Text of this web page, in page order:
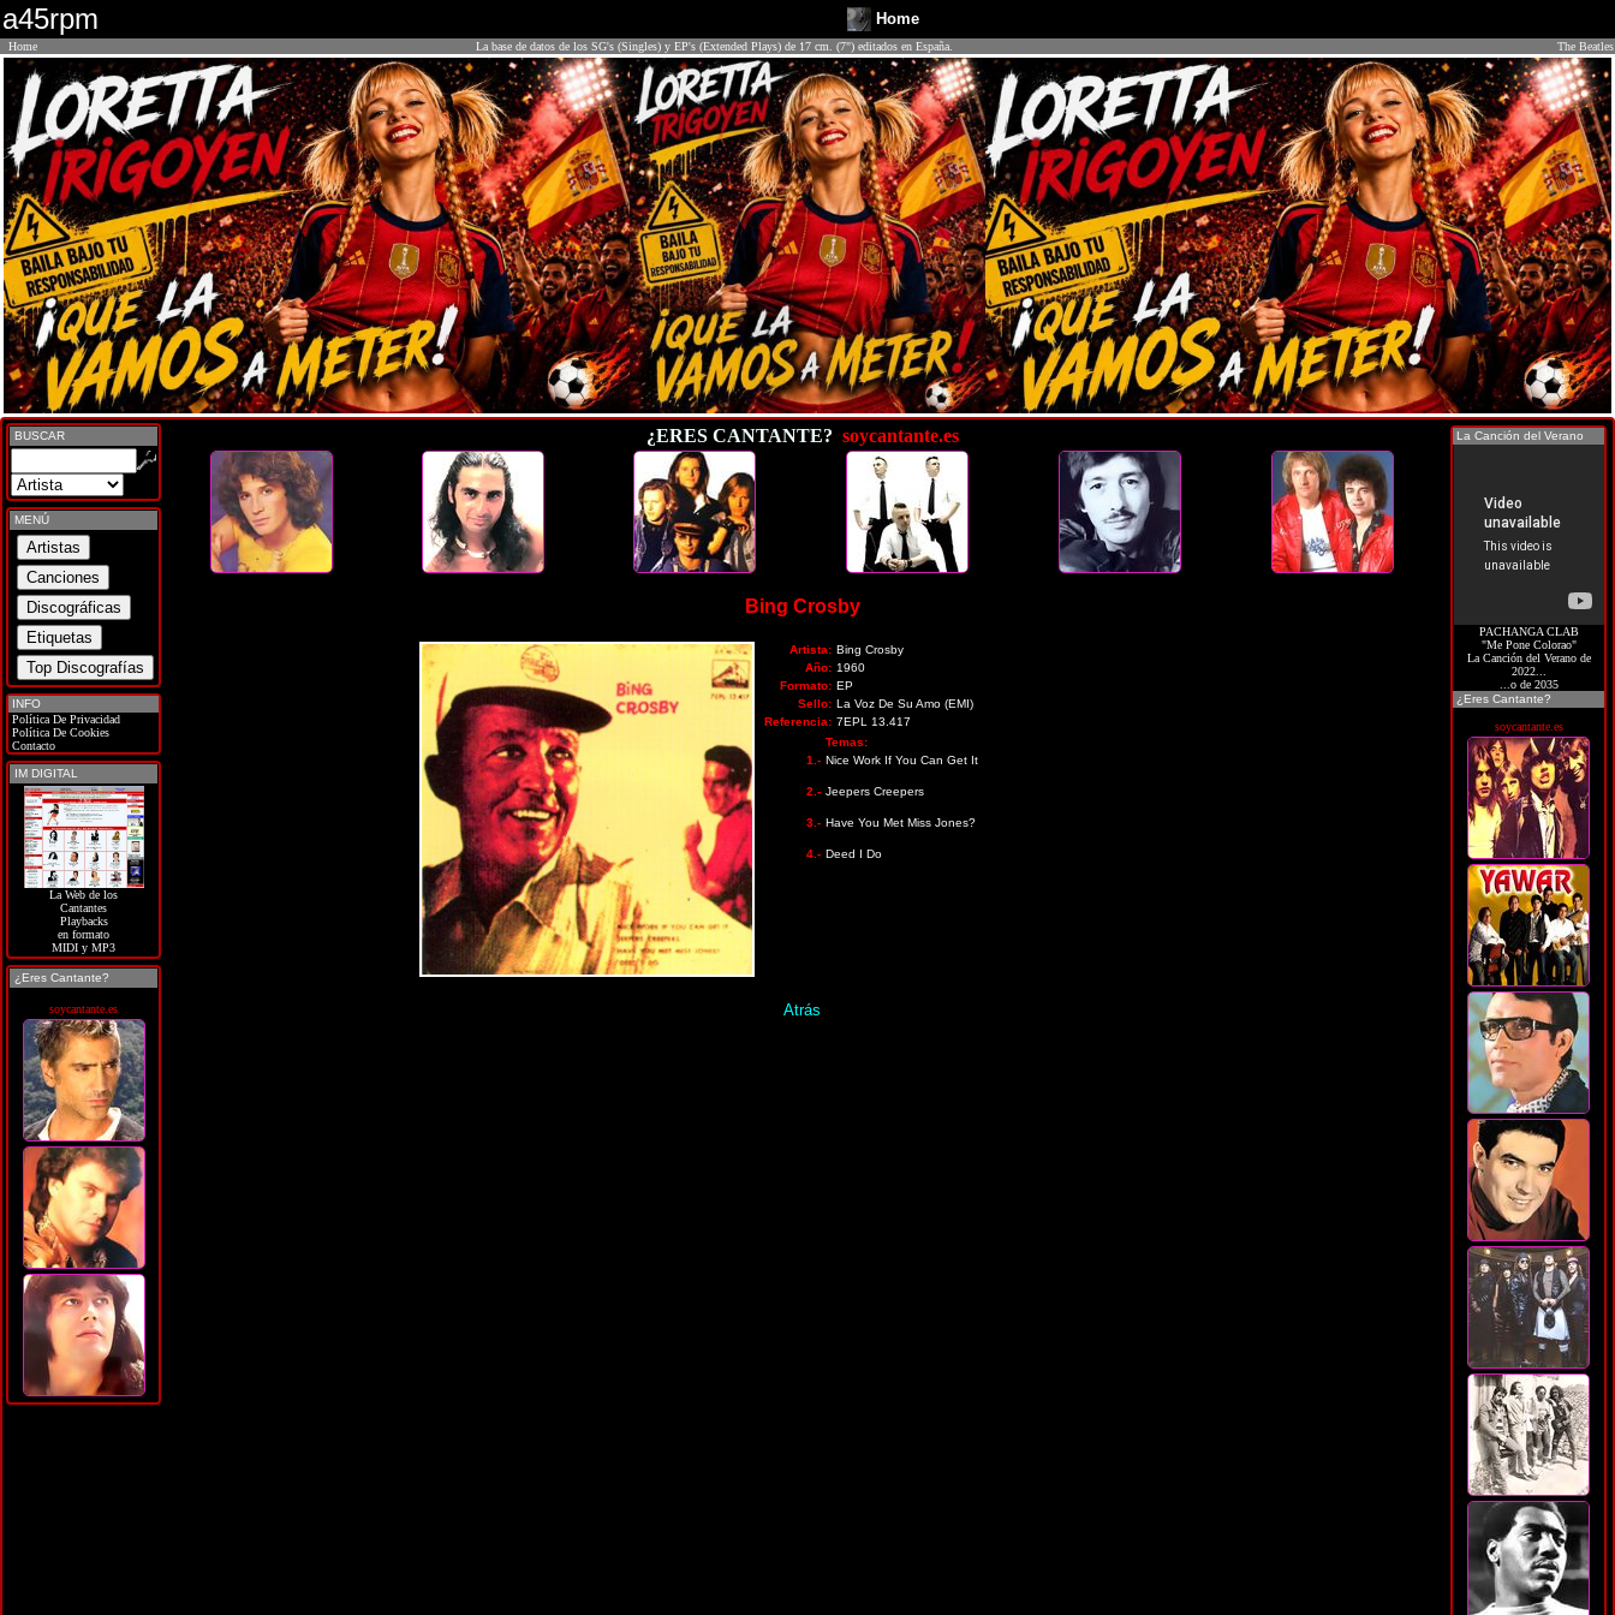
a45rpm Home
Home La base de datos de los SG's (Singles) y EP's (Extended Plays) de 17 cm. (7") editados en España. The Beatles
BUSCAR
MENÚ
INFO
Política De Privacidad
Política De Cookies
Contacto
IM DIGITAL
La Web de los
Cantantes
Playbacks
en formato
MIDI y MP3
¿Eres Cantante?
soycantante.es
¿ERES CANTANTE? soycantante.es
Bing Crosby
Artista: Bing Crosby
Año: 1960
Formato: EP
Sello: La Voz De Su Amo (EMI)
Referencia: 7EPL 13.417
Temas:
1.- Nice Work If You Can Get It
2.- Jeepers Creepers
3.- Have You Met Miss Jones?
4.- Deed I Do
Atrás
La Canción del Verano
PACHANGA CLAB
"Me Pone Colorao"
La Canción del Verano de
2022...
...o de 2035
¿Eres Cantante?
soycantante.es